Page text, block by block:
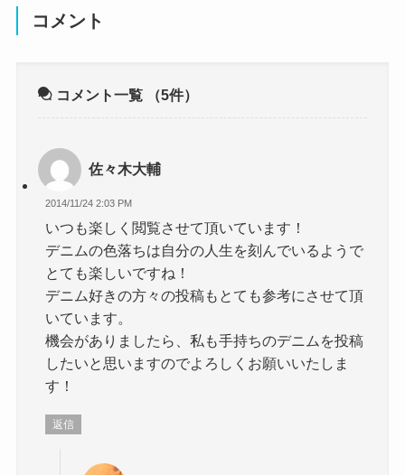
コメント
コメント一覧 （5件）
佐々木大輔
2014/11/24 2:03 PM
いつも楽しく閲覧させて頂いています！
デニムの色落ちは自分の人生を刻んでいるようで
とても楽しいですね！
デニム好きの方々の投稿もとても参考にさせて頂
いています。
機会がありましたら、私も手持ちのデニムを投稿
したいと思いますのでよろしくお願いいたしま
す！
返信